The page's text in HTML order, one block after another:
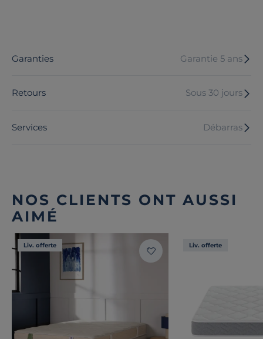
Garanties Garantie 5 ans
Retours Sous 30 jours
Services Débarras
NOS CLIENTS ONT AUSSI
AIMÉ
Liv. offerte Liv. offerte